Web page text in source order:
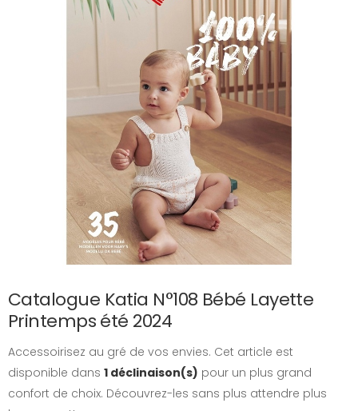
Catalogue Katia N°108 Bébé Layette
Printemps été 2024
Accessoirisez au gré de vos envies. Cet article est
disponible dans 1 déclinaison(s) pour un plus grand
confort de choix. Découvrez-les sans plus attendre plus